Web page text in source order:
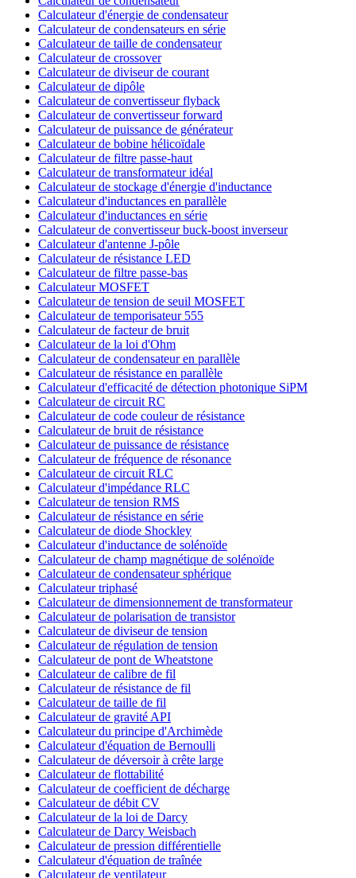
Calculateur d'énergie de condensateur
Calculateur de condensateurs en série
Calculateur de taille de condensateur
Calculateur de crossover
Calculateur de diviseur de courant
Calculateur de dipôle
Calculateur de convertisseur flyback
Calculateur de convertisseur forward
Calculateur de puissance de générateur
Calculateur de bobine hélicoïdale
Calculateur de filtre passe-haut
Calculateur de transformateur idéal
Calculateur de stockage d'énergie d'inductance
Calculateur d'inductances en parallèle
Calculateur d'inductances en série
Calculateur de convertisseur buck-boost inverseur
Calculateur d'antenne J-pôle
Calculateur de résistance LED
Calculateur de filtre passe-bas
Calculateur MOSFET
Calculateur de tension de seuil MOSFET
Calculateur de temporisateur 555
Calculateur de facteur de bruit
Calculateur de la loi d'Ohm
Calculateur de condensateur en parallèle
Calculateur de résistance en parallèle
Calculateur d'efficacité de détection photonique SiPM
Calculateur de circuit RC
Calculateur de code couleur de résistance
Calculateur de bruit de résistance
Calculateur de puissance de résistance
Calculateur de fréquence de résonance
Calculateur de circuit RLC
Calculateur d'impédance RLC
Calculateur de tension RMS
Calculateur de résistance en série
Calculateur de diode Shockley
Calculateur d'inductance de solénoïde
Calculateur de champ magnétique de solénoïde
Calculateur de condensateur sphérique
Calculateur triphasé
Calculateur de dimensionnement de transformateur
Calculateur de polarisation de transistor
Calculateur de diviseur de tension
Calculateur de régulation de tension
Calculateur de pont de Wheatstone
Calculateur de calibre de fil
Calculateur de résistance de fil
Calculateur de taille de fil
Calculateur de gravité API
Calculateur du principe d'Archimède
Calculateur d'équation de Bernoulli
Calculateur de déversoir à crête large
Calculateur de flottabilité
Calculateur de coefficient de décharge
Calculateur de débit CV
Calculateur de la loi de Darcy
Calculateur de Darcy Weisbach
Calculateur de pression différentielle
Calculateur d'équation de traînée
Calculateur de ventilateur